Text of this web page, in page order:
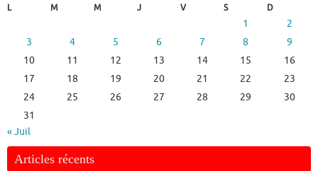
L
M M J V S D
1
2
3
4 5 6 7 8
9
10
11 12 13 14 15
16
17
18 19 20 21 22
23
24
25 26 27 28 29
30
31
« Juil
Articles récents